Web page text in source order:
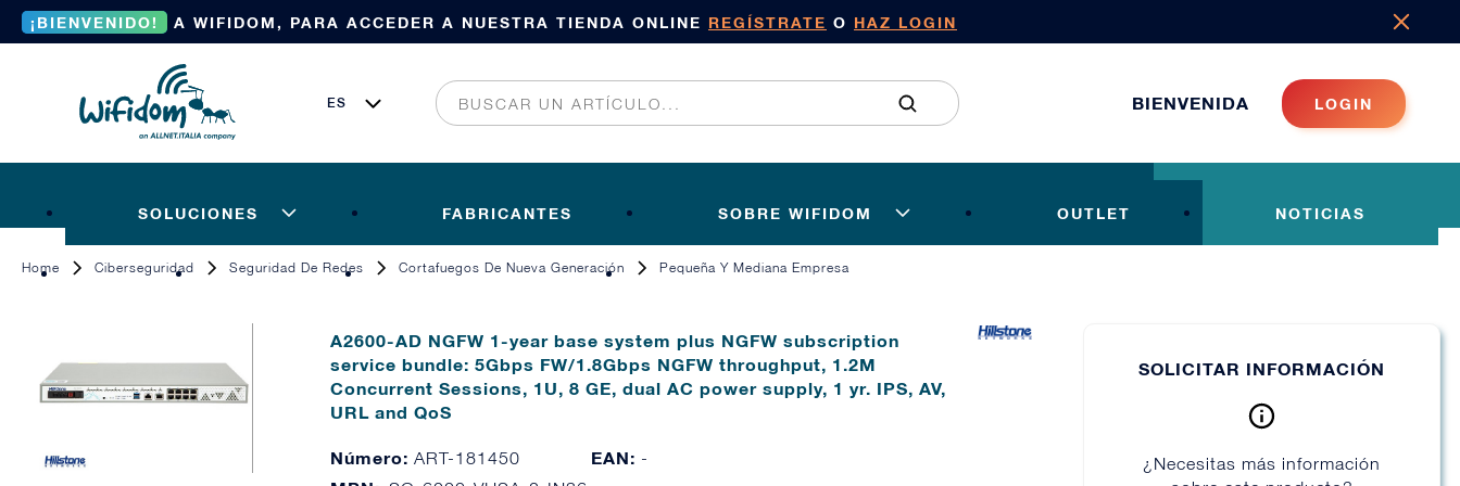
¡BIENVENIDO! A WIFIDOM, PARA ACCEDER A NUESTRA TIENDA ONLINE REGÍSTRATE O HAZ LOGIN
BIENVENIDA LOGIN
SOLUCIONES FABRICANTES SOBRE WIFIDOM OUTLET NOTICIAS
Home Ciberseguridad Seguridad De Redes Cortafuegos De Nueva Generación Pequeña Y Mediana Empresa
A2600-AD NGFW 1-year base system plus NGFW subscription
service bundle: 5Gbps FW/1.8Gbps NGFW throughput, 1.2M
Concurrent Sessions, 1U, 8 GE, dual AC power supply, 1 yr. IPS, AV,
URL and QoS
Número:ART-181450 EAN: -
SOLICITAR INFORMACIÓN
¿Necesitas más información